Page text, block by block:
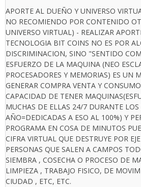
APORTE AL DUEÑO Y UNIVERSO
NO RECOMIENDO POR CONTENIDO
UNIVERSO VIRTUAL) - REALIZAR
TECNOLOGIA BIT COINS NO ES POR
DISCRIMINACION, SINO "SENTIDO
ESFUERZO DE LA MAQUINA (NEO
PROCESADORES Y MEMORIAS) ES UN
GENERAR COMPRA VENTA Y
CAPACIDAD DE TENER
MUCHAS DE ELLAS 24/7 DURANTE
AÑO=DEDICADAS A ESO AL 100%) Y
PROGRAMA EN COSA DE MINUTOS
CIFRA VIRTUAL QUE DESTRUYE POR
PERSONAS QUE SALEN A CAMPOS
SIEMBRA , COSECHA O PROCESO DE
LIMPIEZA , TRABAJO FISICO, DE
CIUDAD , ETC, ETC.